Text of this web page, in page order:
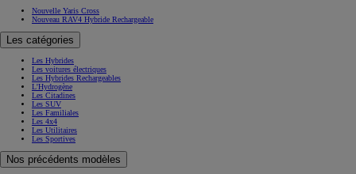
Nouvelle Yaris Cross
Nouveau RAV4 Hybride Rechargeable
Les catégories
Les Hybrides
Les voitures électriques
Les Hybrides Rechargeables
L'Hydrogène
Les Citadines
Les SUV
Les Familiales
Les 4x4
Les Utilitaires
Les Sportives
Nos précédents modèles